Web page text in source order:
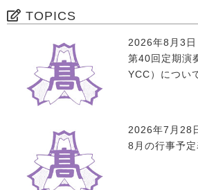
TOPICS
2026年8月3日
第40回定期演
YCC）につ
2026年7月28
8月の行事予